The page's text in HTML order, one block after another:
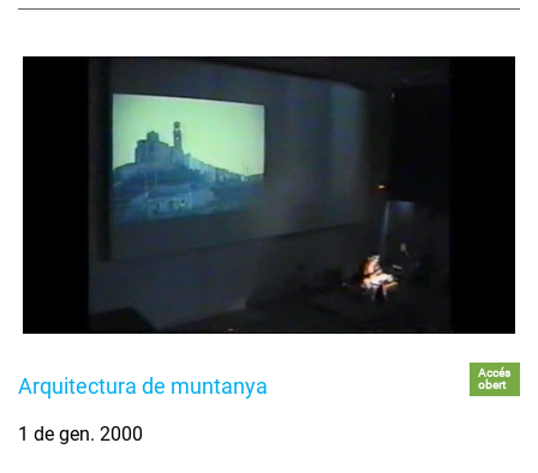
Arquitectura de muntanya
Accés
obert
1 de gen. 2000